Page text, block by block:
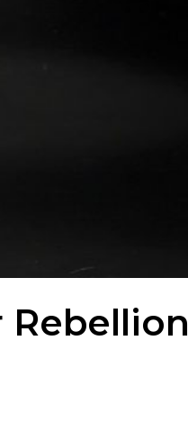
Rebellion